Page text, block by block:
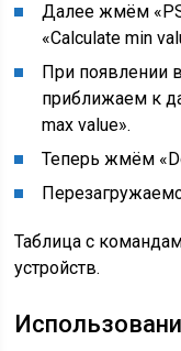
Далее жмём «PS
«Calculate min
При появлении
приближаем к
max value».
Теперь жмём
Таблица с
устройств.